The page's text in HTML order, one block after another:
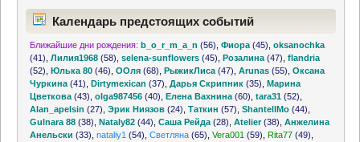
Календарь предстоящих событий
Ближайшие дни рождения: b_o_r_m_a_n (56) ,Фиора (45) ,oksanochka
(41) ,Лилия1968 (58) ,selena-sunflowers (45) ,Розалина (47) ,flandria
(52) ,Юлька 80 (46) ,ООля (68) ,РыжикЛиса (47) ,Arunas (55) ,Оксана
Чуркина (41) ,Dirtymexican (37) ,Дарья Скрипник (35) ,Марина
Цветкова (43) ,olga987456 (40) ,Елена Вахнина (60) ,tara31 (52)
Alan_apelsin (27) ,Эрик Ниязов (24) ,Таткин (57) ,ShantellMo (44)
Gulnara 88 (38) ,Nataly82 (44) ,Саша Рейда (28) ,Atelier(38) ,Анжелина
Анельски (33) ,nataliy1 (54) ,Светляна (65) ,Vera001 (59) Rita77 (49)